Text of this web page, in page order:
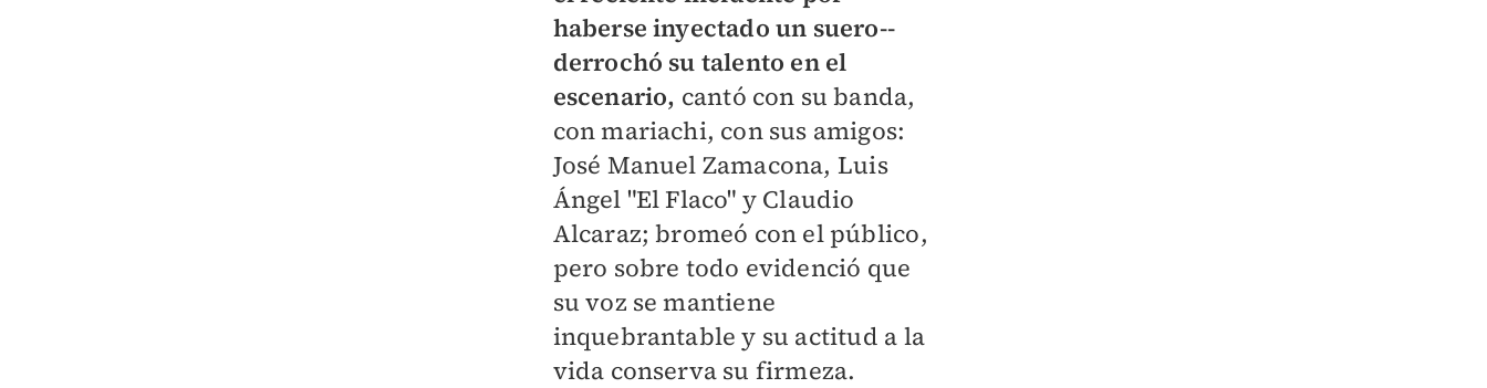
haberse inyectado un suero--
derrochó su talento en el
escenario, cantó con su banda,
con mariachi, con sus amigos:
José Manuel Zamacona, Luis
Ángel "El Flaco" y Claudio
Alcaraz; bromeó con el público,
pero sobre todo evidenció que
su voz se mantiene
inquebrantable y su actitud a la
vida conserva su firmeza.